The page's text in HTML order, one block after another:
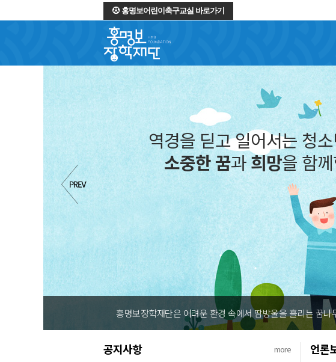
홍명보어린이축구교실 바로가기
역경을 딛고 일어서는 청
소중한 꿈과희망을 함
홍명보장학재단은 어려운 환경 속에서 땀방울을 흘리는 꿈
공지사항
more
언론